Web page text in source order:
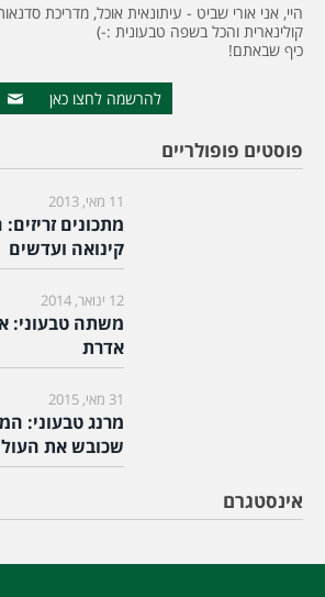
היי, אני אורי שביט - עיתונאית אוכל, מדריכת
קולינארית והכל בשפה טבעונית :-)
כיף שבאתם!
להרשמה לחצו כאן
פוסטים פופולריים
11 מאי, 2013
מתכונים
קינואה ועדשים
12 ינואר, 2014
משתה טבעוני:
אדרת
31 מאי, 2015
מרנג טבעוני:
שכובש את
אינסטגרם